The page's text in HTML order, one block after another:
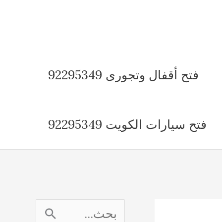
فتح أقفال وتجورى 92295349
فتح سيارات الكويت 92295349